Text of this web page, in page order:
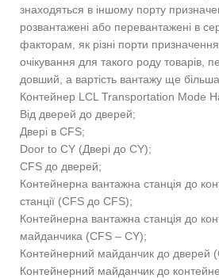
знаходяться в іншому порту
розвантажені або перевантажені в
факторам, як різні порти
очікування для такого роду товарів,
довший, а вартість вантажу ще більша.
Контейнер LCL Transportation Mode
Від дверей до дверей;
Двері в CFS;
Door to CY (Двері до CY);
CFS до дверей;
Контейнерна вантажна станція до
станції (CFS до CFS);
Контейнерна вантажна станція до
майданчика (CFS – CY);
Контейнерний майданчик до дверей
Контейнерний майданчик до